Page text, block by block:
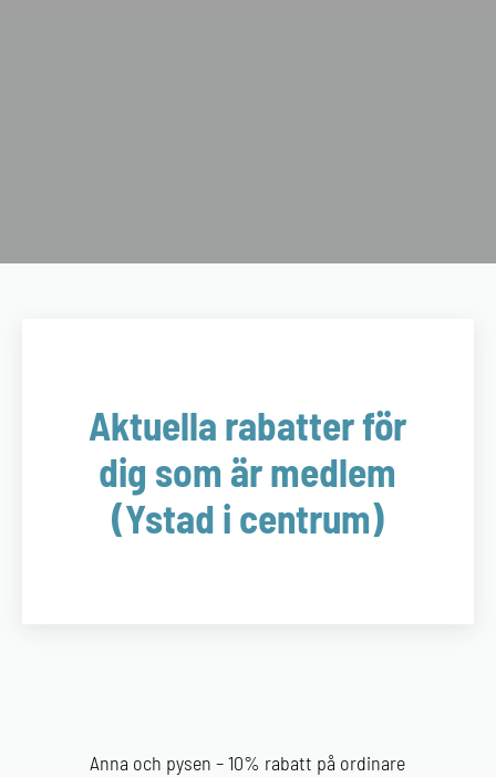
Aktuella rabatter för
dig som är medlem
(Ystad i centrum)
Anna och pysen – 10% rabatt på ordinare